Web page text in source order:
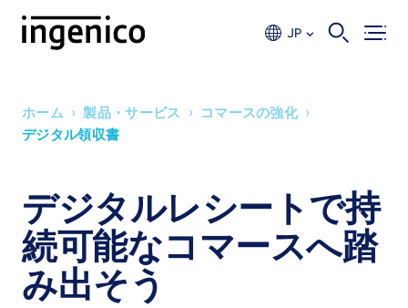
JP
デジタルレシートで持
続可能なコマースへ踏
み出そう
Breadcrumb
ホーム › 製品・サービス › コマースの強化 ›
デジタル領収書